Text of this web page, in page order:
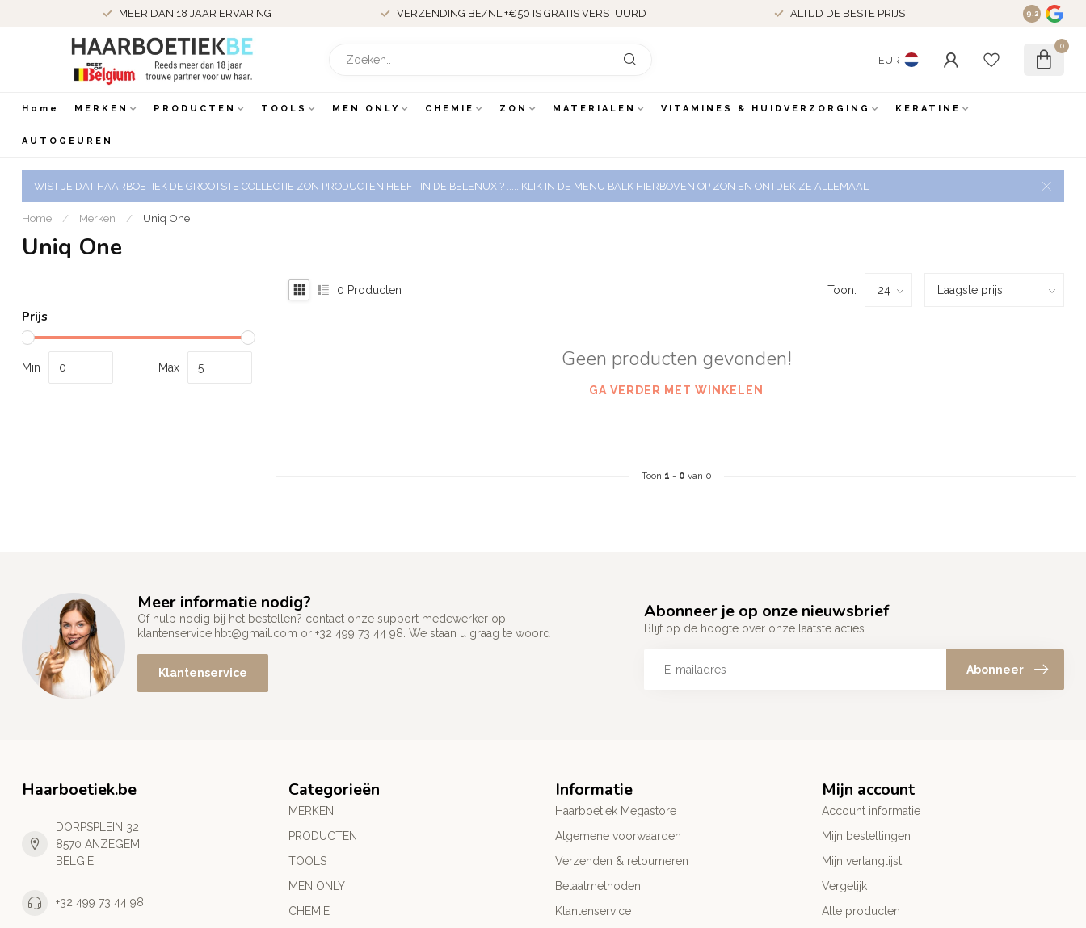
MEER DAN 18 JAAR ERVARING VERZENDING BE/NL +€50 IS GRATIS VERSTUURD ALTIJD DE BESTE PRIJS 9.2
EUR
0
Home MERKEN PRODUCTEN TOOLS MEN ONLY CHEMIE ZON MATERIALEN VITAMINES & HUIDVERZORGING KERATINE
AUTOGEUREN
WIST JE DAT HAARBOETIEK DE GROOTSTE COLLECTIE ZON PRODUCTEN HEEFT IN DE BELENUX ? ..... KLIK IN DE MENU BALK HIERBOVEN OP ZON EN ONTDEK ZE ALLEMAAL
Home / Merken / Uniq One
Uniq One
Prijs
Min Max
0 Producten Toon:
Geen producten gevonden!
GA VERDER MET WINKELEN
Toon 1 - 0 van 0
Meer informatie nodig?
Of hulp nodig bij het bestellen? contact onze support medewerker op
klantenservice.hbt@gmail.com or +32 499 73 44 98. We staan u graag te woord
Klantenservice
Abonneer je op onze nieuwsbrief
Blijf op de hoogte over onze laatste acties
Abonneer
Haarboetiek.be
DORPSPLEIN 32
8570 ANZEGEM
BELGIE
+32 499 73 44 98
Categorieën
MERKEN
PRODUCTEN
TOOLS
MEN ONLY
CHEMIE
Informatie
Haarboetiek Megastore
Algemene voorwaarden
Verzenden & retourneren
Betaalmethoden
Klantenservice
Mijn account
Account informatie
Mijn bestellingen
Mijn verlanglijst
Vergelijk
Alle producten